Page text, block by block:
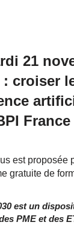
21
: croiser
France
est proposée
gratuite de
est un
PME et des